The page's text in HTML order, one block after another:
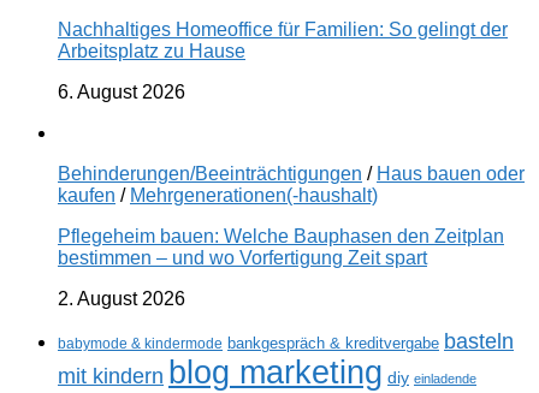
Nachhaltiges Homeoffice für Familien: So gelingt der
Arbeitsplatz zu Hause
6. August 2026
Behinderungen/Beeinträchtigungen / Haus bauen oder
kaufen / Mehrgenerationen(-haushalt)
Pflegeheim bauen: Welche Bauphasen den Zeitplan
bestimmen – und wo Vorfertigung Zeit spart
2. August 2026
babymode & kindermode bankgespräch & kreditvergabe basteln
mit kindern blog marketing diy einladende